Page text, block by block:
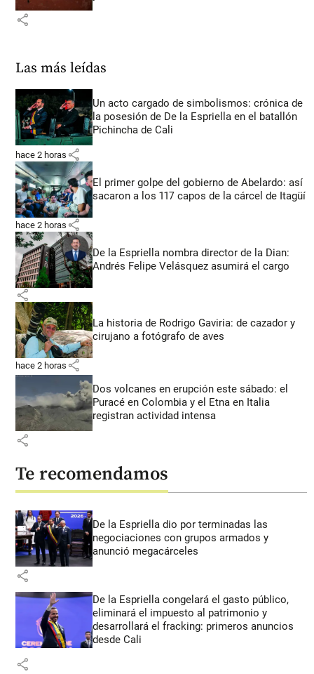
share
Las más leídas
Un acto cargado de simbolismos: crónica de
la posesión de De la Espriella en el batallón
Pichincha de Cali
hace 2 horas share
El primer golpe del gobierno de Abelardo: así
sacaron a los 117 capos de la cárcel de Itagüí
hace 2 horas share
De la Espriella nombra director de la Dian:
Andrés Felipe Velásquez asumirá el cargo
share
La historia de Rodrigo Gaviria: de cazador y
cirujano a fotógrafo de aves
hace 2 horas share
Dos volcanes en erupción este sábado: el
Puracé en Colombia y el Etna en Italia
registran actividad intensa
share
Te recomendamos
De la Espriella dio por terminadas las
negociaciones con grupos armados y
anunció megacárceles
share
De la Espriella congelará el gasto público,
eliminará el impuesto al patrimonio y
desarrollará el fracking: primeros anuncios
desde Cali
share